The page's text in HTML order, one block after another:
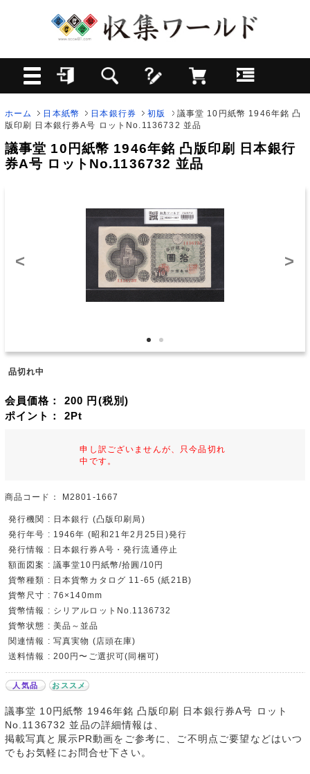
ホーム 日本紙幣 日本銀行券 初版
議事堂 10円紙幣 1946年銘 凸
版印刷 日本銀行券A号 ロットNo.1136732 並品
議事堂 10円紙幣 1946年銘 凸版印刷 日本銀行
券A号 ロットNo.1136732 並品
< >
品切れ中
会員価格： 200 円(税別)
ポイント： 2Pt
申し訳ございませんが、只今品切れ
中です。
商品コード： M2801-1667
発行機関 : 日本銀行 (凸版印刷局)
発行年号 : 1946年 (昭和21年2月25日)発行
発行情報 : 日本銀行券A号・発行流通停止
額面図案 : 議事堂10円紙幣/拾圓/10円
貨幣種類 : 日本貨幣カタログ 11-65 (紙21B)
貨幣尺寸 : 76×140mm
貨幣情報 : シリアルロットNo.1136732
貨幣状態 : 美品～並品
関連情報 : 写真実物 (店頭在庫)
送料情報 : 200円〜ご選択可(同梱可)
人気品 おススメ
議事堂 10円紙幣 1946年銘 凸版印刷 日本銀行券A号 ロット
No.1136732 並品の詳細情報は、
掲載写真と展示PR動画をご参考に、ご不明点ご要望などはいつ
でもお気軽にお問合せ下さい。